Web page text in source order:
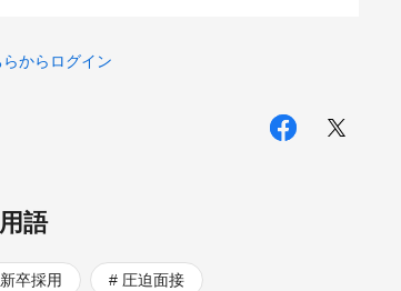
からログイン
語
新卒採用 圧迫面接